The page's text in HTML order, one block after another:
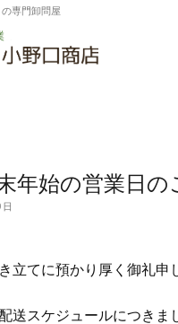
専門卸問屋
年始の営業日の
立てに預かり厚く御礼申
送スケジュールにつきま